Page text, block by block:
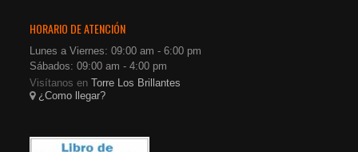
HORARIO DE ATENCIÓN
Lunes a Viernes: 09:00 am - 6:00 pm
Sábados: 09:00 am - 4:00 pm
Visítanos enTorre Los Brillantes
¿Como llegar?